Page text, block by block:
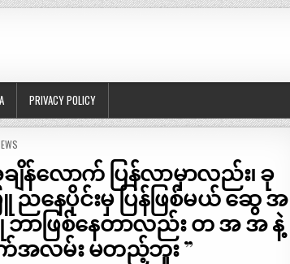
PRIVACY POLICY
န်လောက် ပြန်လာမှာလည်း၊ ခု
နေပိုင်းမှ ပြန်ဖြစ်မယ် ဆွေ အ
ဘာဖြစ်နေတာလည်း တ အ အ နဲ့
အလမ်း မတည့်ဘူး ”